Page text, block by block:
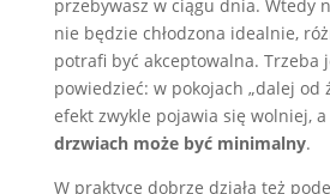
przebywasz w ciągu dnia. Wtedy
nie będzie chłodzona idealnie,
potrafi być akceptowalna. Trzeba
powiedzieć: w pokojach „dalej od
efekt zwykle pojawia się wolniej, a
drzwiach może być minimalny.
W praktyce dobrze działa też